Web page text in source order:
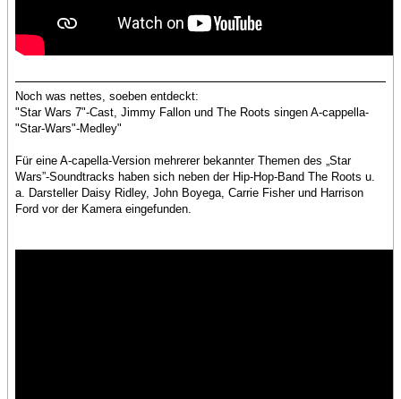
Noch was nettes, soeben entdeckt:
"Star Wars 7"-Cast, Jimmy Fallon und The Roots singen A-cappella-
"Star-Wars"-Medley"
Für eine A-capella-Version mehrerer bekannter Themen des „Star
Wars”-Soundtracks haben sich neben der Hip-Hop-Band The Roots u.
a. Darsteller Daisy Ridley, John Boyega, Carrie Fisher und Harrison
Ford vor der Kamera eingefunden.